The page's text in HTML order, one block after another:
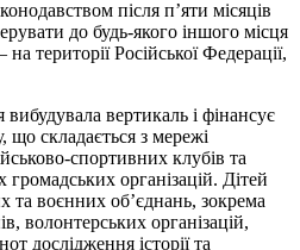
після п’яти місяців
до будь-якого іншого місця
на території Російської Федерації,
вертикаль і фінансує
що складається з мережі
спортивних клубів та
організацій. Дітей
та воєнних об’єднань, зокрема
волонтерських організацій,
дослідження історії та